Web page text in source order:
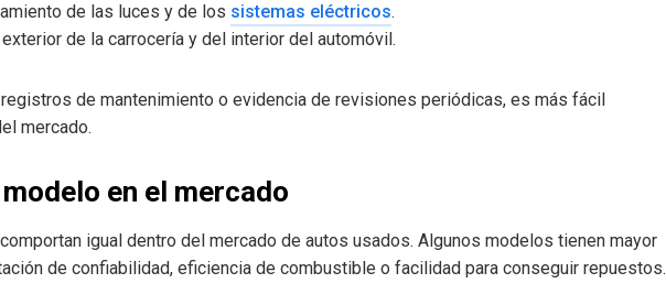
de las luces y de los sistemas eléctricos.
de la carrocería y del interior del automóvil.
registros de mantenimiento o evidencia de revisiones periódicas, es más fácil
mercado.
en el mercado
igual dentro del mercado de autos usados. Algunos modelos tienen mayor
de confiabilidad, eficiencia de combustible o facilidad para conseguir repuestos.